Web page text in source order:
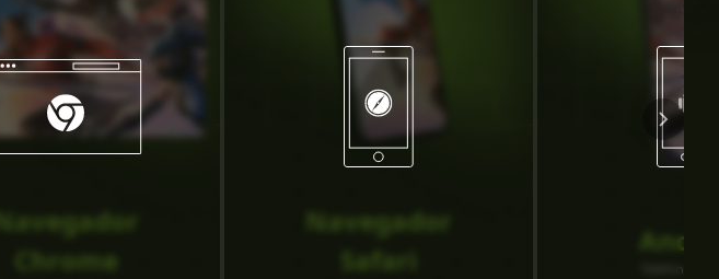
Chrome
Navegador
Safari
Teléfono o